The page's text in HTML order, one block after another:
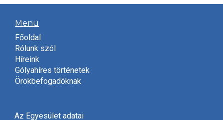
Menü
Főoldal
Rólunk szól
Híreink
Gólyahíres történetek
Örökbefogadóknak
Az Egyesület adatai